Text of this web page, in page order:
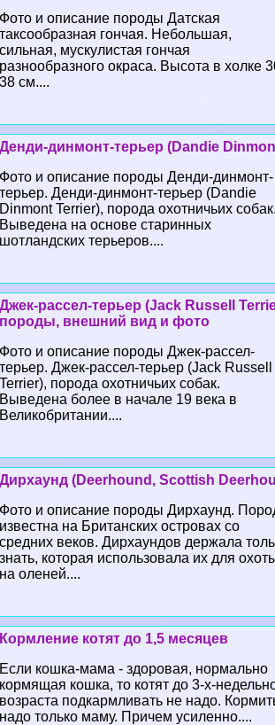
Фото и описание породы Датская
таксообразная гончая. Небольшая,
сильная, мускулистая гончая
разнообразного окраса. Высота в холке
38 см....
Денди-динмонт-терьер (Dandie
Фото и описание породы Денди-динмонт-
терьер. Денди-динмонт-терьер (Dandie
Dinmont Terrier), порода охотничьих собак.
Выведена на основе старинных
шотландских терьеров....
Джек-рассел-терьер (Jack Russell
породы, внешний вид и фото
Фото и описание породы Джек-рассел-
терьер. Джек-рассел-терьер (Jack Russell
Terrier), порода охотничьих собак.
Выведена более в начале 19 века в
Великобритании....
Дирхаунд (Deerhound, Scottish
Фото и описание породы Дирхаунд.
известна на Британских островах со
средних веков. Дирхаундов держала
знать, которая использовала их для
на оленей....
Кормление котят до 1,5 месяцев
Если кошка-мама - здоровая, нормально
кормящая кошка, то котят до 3-х-
возраста подкармливать не надо.
надо только маму. Причем усиленно....